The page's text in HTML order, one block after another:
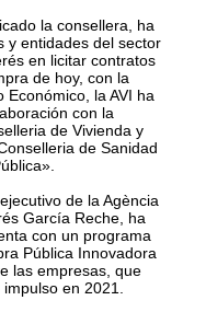
la consellera, ha
y entidades del sector
en licitar contratos
de hoy, con la
la AVI ha
con la
de Vivienda y
de Sanidad
de la Agència
García Reche, ha
con un programa
Pública Innovadora
las empresas, que
en 2021.